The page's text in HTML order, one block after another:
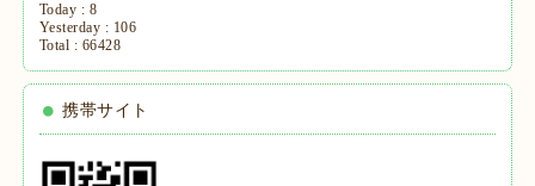
Today : 8
Yesterday : 106
Total : 66428
携帯サイト